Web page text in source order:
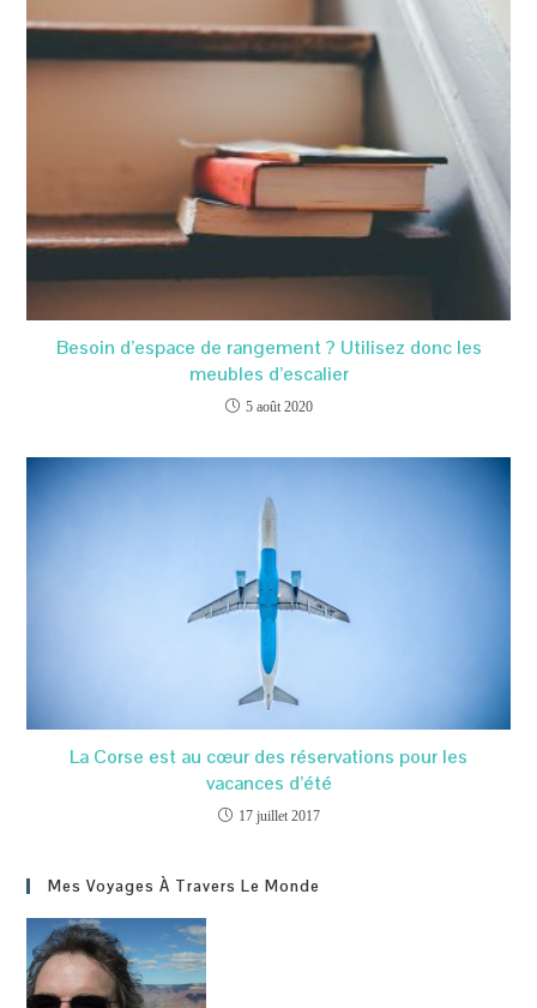
Besoin d’espace de rangement ? Utilisez donc les
meubles d’escalier
5 août 2020
La Corse est au cœur des réservations pour les
vacances d’été
17 juillet 2017
Mes Voyages À Travers Le Monde